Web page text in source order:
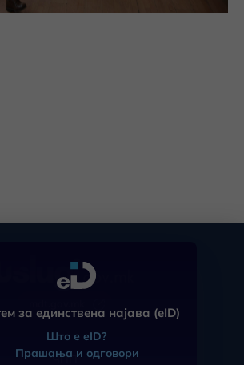
ЧПП
за единствена најава (eID)
Што е eID?
Прашања и одговори